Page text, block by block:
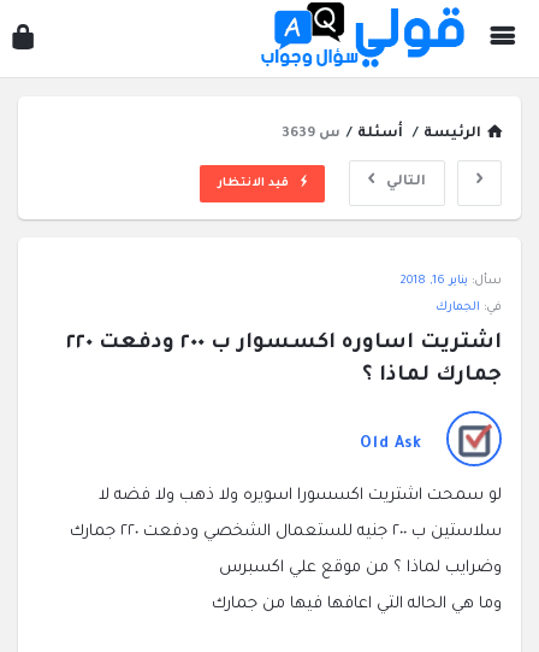
الرئيسة / أسئلة / س 3639
التالي قيد الانتظار
سؤال
وجواب
الاحدث
سأل: يناير 16, 2018
في: الجمارك
جمارك لماذا ؟
Old Ask
لو سمحت اشتريت اكسسورا اسويره ولا ذهب ولا فضه لا
سلاستين ب ٢٠٠ جنيه للستعمال الشخصي ودفعت ٢٢٠ جمارك
وضرايب لماذا ؟ من موقع علي اكسبرس
وما هي الحاله التي اعافها فيها من جمارك